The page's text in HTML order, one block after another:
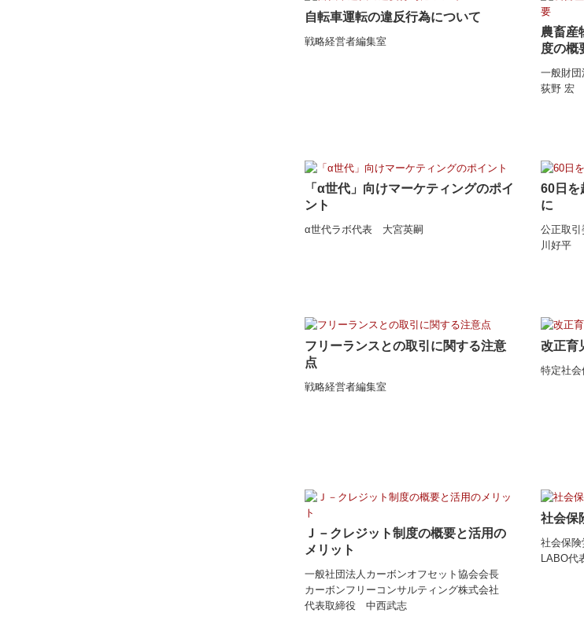
自転車運転の違反行為について
戦略経営者編集室
農畜産
度の概
一般財
荻野 宏
「α世代」向けマーケティングのポイ
ント
α世代ラボ代表 大宮英嗣
60日を
に
公正取
川好平
フリーランスとの取引に関する注意
点
戦略経営者編集室
改正育
特定社
Ｊ－クレジット制度の概要と活用の
メリット
一般社団法人カーボンオフセット協会会長
カーボンフリーコンサルティング株式会社
代表取締役 中西武志
社会保
社会保
LABO